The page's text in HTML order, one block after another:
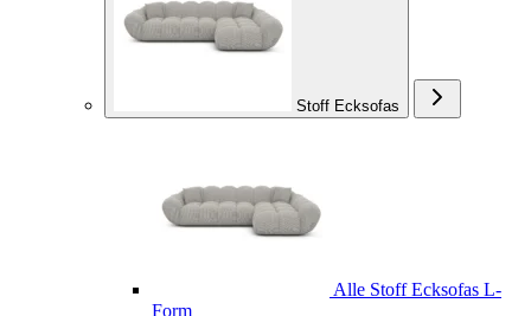
Stoff Ecksofas
Alle Stoff Ecksofas L-
Form